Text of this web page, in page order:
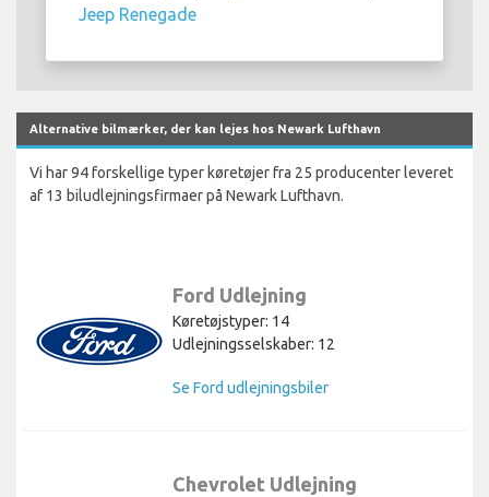
Jeep Renegade
Alternative bilmærker, der kan lejes hos Newark Lufthavn
Vi har 94 forskellige typer køretøjer fra 25 producenter leveret
af 13 biludlejningsfirmaer på Newark Lufthavn.
Ford Udlejning
Køretøjstyper: 14
Udlejningsselskaber: 12
Se Ford udlejningsbiler
Chevrolet Udlejning